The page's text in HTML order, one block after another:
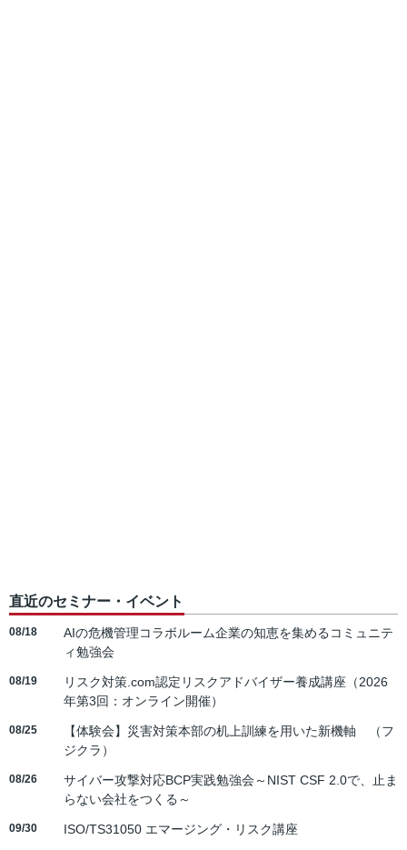
直近のセミナー・イベント
08/18
AIの危機管理コラボルーム企業の知恵を集めるコミュニテ
ィ勉強会
08/19
リスク対策.com認定リスクアドバイザー養成講座（2026
年第3回：オンライン開催）
08/25
【体験会】災害対策本部の机上訓練を用いた新機軸 （フ
ジクラ）
08/26
サイバー攻撃対応BCP実践勉強会～NIST CSF 2.0で、止ま
らない会社をつくる～
09/30 ISO/TS31050 エマージング・リスク講座